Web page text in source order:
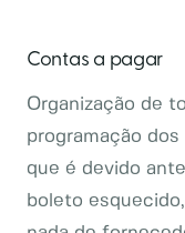
Contas a pagar
Organização de
programação
que é devido
boleto